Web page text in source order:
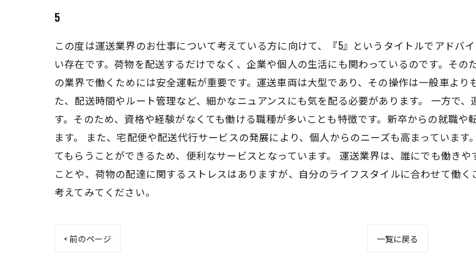
5
この度は運送業界のお仕事について考えている方に向けて、『5』というタイトルでアドバ
い存在です。荷物を配送するだけでなく、企業や個人の生活にも関わっているのです。そ
の業界で働くためには安全運転が重要です。運送車両は大型であり、その操作は一般車よ
た、配送時間やルート管理など、細かなニュアンスにも気を配る必要があります。 一方で
す。そのため、資格や経験がなくても働ける職種が多いことも特徴です。新卒からの就職
ます。 また、宅配便や配送代行サービスの発展により、個人からのニーズも高まっていま
てもらうことができるため、便利なサービスとなっています。 運送業界は、誰にでも働き
ことや、荷物の配達に関するストレスはありますが、自分のライフスタイルに合わせて働
考えてみてください。
< 前のページ 一覧に戻る